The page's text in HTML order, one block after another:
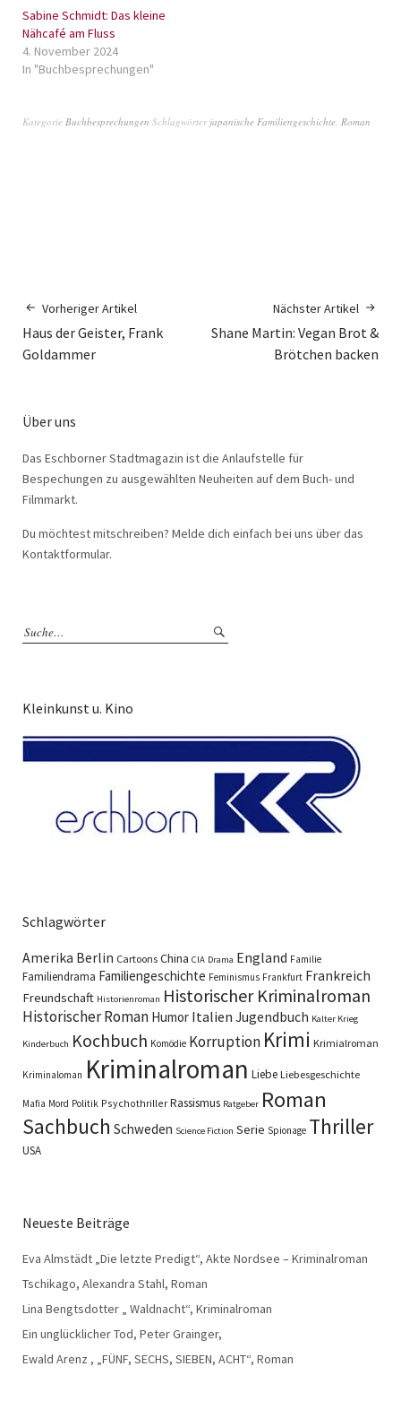
Sabine Schmidt: Das kleine
Nähcafé am Fluss
4. November 2024
In "Buchbesprechungen"
Kategorie Buchbesprechungen Schlagwörter japanische Familiengeschichte, Roman
Vorheriger Artikel
Haus der Geister, Frank
Goldammer
Nächster Artikel
Shane Martin: Vegan Brot &
Brötchen backen
Über uns
Das Eschborner Stadtmagazin ist die Anlaufstelle für
Bespechungen zu ausgewählten Neuheiten auf dem Buch- und
Filmmarkt.
Du möchtest mitschreiben? Melde dich einfach bei uns über das
Kontaktformular.
Kleinkunst u. Kino
Schlagwörter
Amerika Berlin Cartoons China CIA Drama England Familie
Familiendrama Familiengeschichte Feminismus Frankfurt Frankreich
Freundschaft Historienroman Historischer Kriminalroman
Historischer Roman Humor Italien Jugendbuch Kalter Krieg
Kinderbuch Kochbuch Komödie Korruption Krimi Krimialroman
Kriminaloman Kriminalroman Liebe Liebesgeschichte
Mafia Mord Politik Psychothriller Rassismus Ratgeber Roman
Sachbuch Schweden Science Fiction Serie Spionage Thriller
USA
Neueste Beiträge
Eva Almstädt „Die letzte Predigt“, Akte Nordsee – Kriminalroman
Tschikago, Alexandra Stahl, Roman
Lina Bengtsdotter „ Waldnacht“, Kriminalroman
Ein unglücklicher Tod, Peter Grainger,
Ewald Arenz , „FÜNF, SECHS, SIEBEN, ACHT“, Roman